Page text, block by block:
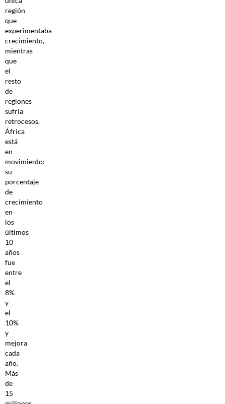
región
que
experimentaba
crecimiento,
mientras
que
el
resto
de
regiones
sufría
retrocesos.
África
está
en
movimiento:
su
porcentaje
de
crecimiento
en
los
últimos
10
años
fue
entre
el
8%
y
el
10%
y
mejora
cada
año.
Más
de
15